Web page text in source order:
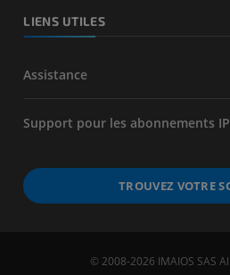
LIENS UTILES
Assistance
Support pour les abonnements IP
TROUVEZ VOTRE
© 2008-2026 IMAIOS SAS